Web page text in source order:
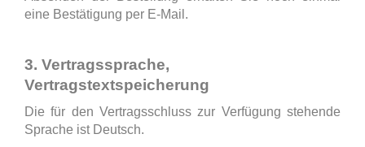
eine Bestätigung per E-Mail.
3. Vertragssprache,
Vertragstextspeicherung
Die für den Vertragsschluss zur Verfügung stehende
Sprache ist Deutsch.